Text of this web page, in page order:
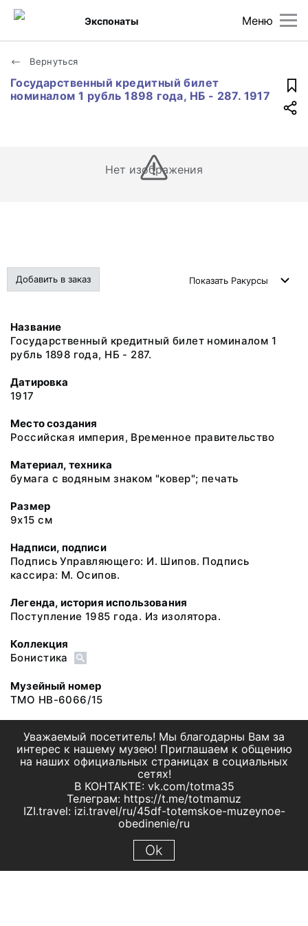
Меню
Экспонаты
Вернуться
Государственный кредитный билет
номиналом 1 рубль 1898 года, НБ - 287. 1917
Нет изображения
Добавить в заказ Показать Ракурсы
Название
Государственный кредитный билет номиналом 1
рубль 1898 года, НБ - 287.
Датировка
1917
Место создания
Российская империя, Временное правительство
Материал, техника
бумага с водяным знаком "ковер"; печать
Размер
9х15 см
Надписи, подписи
Подпись Управляющего: И. Шипов. Подпись
кассира: М. Осипов.
Легенда, история использования
Поступление 1985 года. Из изолятора.
Коллекция
Бонистика
Музейный номер
ТМО НВ-6066/15
Уважаемый посетитель! Мы благодарны Вам за
интерес к нашему музею! Приглашаем к общению
на наших официальных страницах в социальных
сетях!
В КОНТАКТЕ: vk.com/totma35
Телеграм: https://t.me/totmamuz
IZI.travel: izi.travel/ru/45df-totemskoe-muzeynoe-
obedinenie/ru
Ok